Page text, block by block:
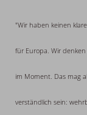
"Wir haben keinen
für Europa. Wir
im Moment. Das mag
verständlich sein: